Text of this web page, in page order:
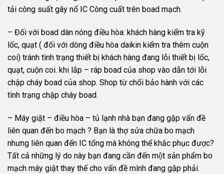
tải công suất gây nổ IC Công cuất trên boad mạch.
– Đối với boad dàn nóng điều hòa: khách hàng kiểm tra kỹ
lốc, quạt ( đối với dòng điều hòa daikin kiểm tra thêm cuộn
coi) tránh tình trạng thiết bị khách hàng đang lỗi thiết bị lốc,
quạt, cuộn coi. khi lắp – ráp boad của shop vào dẫn tới lỗi
chập cháy boad của shop. Shop từ chối bảo hành với các
tình trạng chập cháy boad.
– Máy giặt – điều hòa – tủ lạnh nhà bạn đang gặp vấn đề
liên quan đến bo mạch ? Bạn là thợ sửa chữa bo mạch
nhưng liên quan đến IC tổng mà không thể khắc phục được?
Tất cả những lý do này bạn đang cần đến một sản phẩm bo
mạch máy giặt thay thế cho vấn đề mình đang gặp phải.